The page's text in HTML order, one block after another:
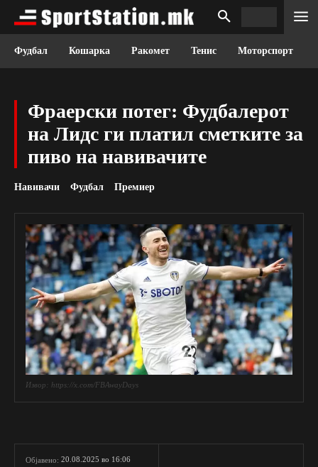
Фудбал Кошарка Ракомет Тенис Моторспорт
Фраерски потег: Фудбалерот
на Лидс ги платил сметките за
пиво на навивачите
Навивачи Фудбал Премиер
Извор: https://x.com/FBAwayDays
Објавено: 20.08.2025 во 16:06